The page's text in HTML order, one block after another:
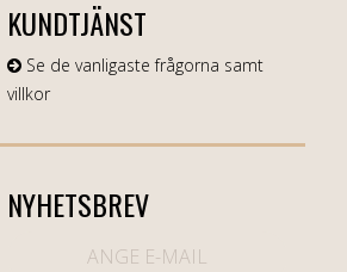
KUNDTJÄNST
Se de vanligaste frågorna samt
villkor
NYHETSBREV